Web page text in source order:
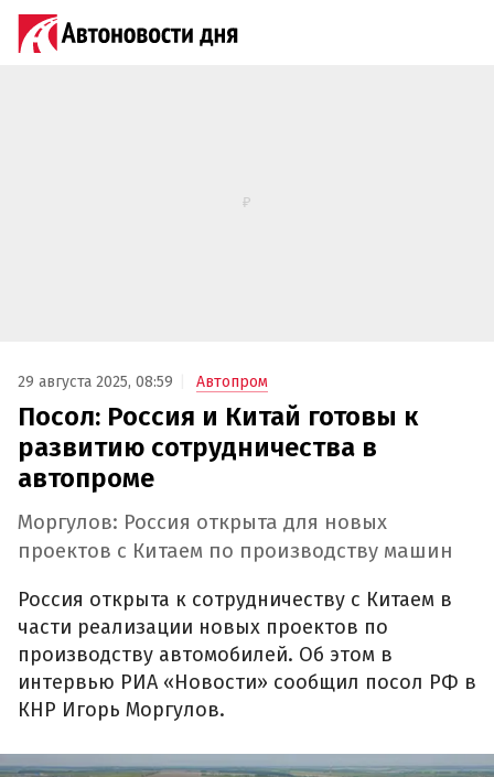
29 августа 2025, 08:59 Автопром
Посол: Россия и Китай готовы к
развитию сотрудничества в
автопроме
Моргулов: Россия открыта для новых
проектов с Китаем по производству машин
Россия открыта к сотрудничеству с Китаем в
части реализации новых проектов по
производству автомобилей. Об этом в
интервью РИА «Новости» сообщил посол РФ в
КНР Игорь Моргулов.